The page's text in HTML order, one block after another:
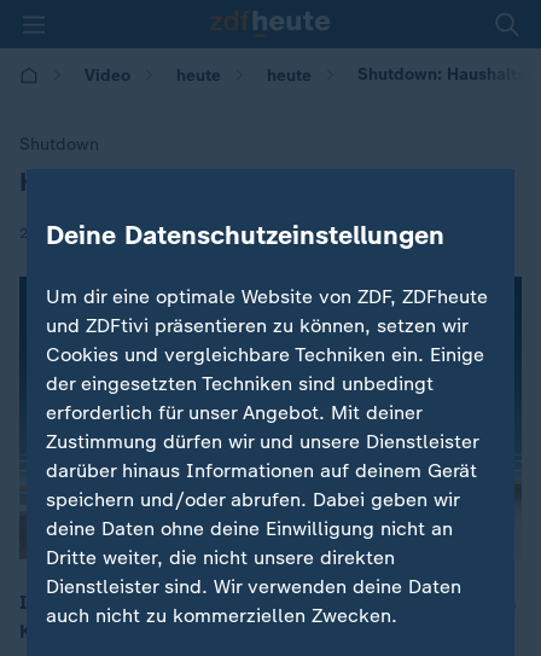
Video heute heute Shutdown:
Shutdown
:Haushaltssperre in den USA
20.01.2018 | 08:50
In den USA ist um Mitternacht eine Haushaltssperre in
Kraft getreten. Republikaner und Demokraten haben
Deine Datenschutzeinstellungen
Um dir eine optimale Website von ZDF, ZDFheute
und ZDFtivi präsentieren zu können, setzen wir
Cookies und vergleichbare Techniken ein. Einige
der eingesetzten Techniken sind unbedingt
erforderlich für unser Angebot. Mit deiner
Zustimmung dürfen wir und unsere Dienstleister
darüber hinaus Informationen auf deinem Gerät
speichern und/oder abrufen. Dabei geben wir
deine Daten ohne deine Einwilligung nicht an
Dritte weiter, die nicht unsere direkten
Dienstleister sind. Wir verwenden deine Daten
auch nicht zu kommerziellen Zwecken.